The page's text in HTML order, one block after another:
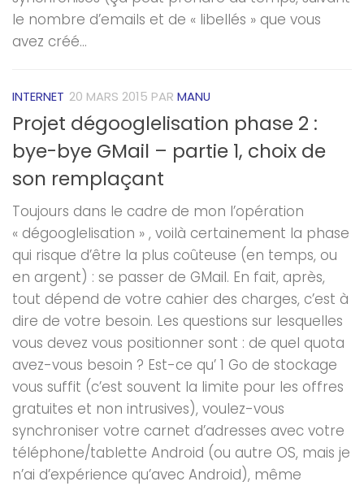
le nombre d’emails et de « libellés » que vous
avez créé...
INTERNET 20 MARS 2015 PAR MANU
Projet dégooglelisation phase 2 :
bye-bye GMail – partie 1, choix de
son remplaçant
Toujours dans le cadre de mon l’opération
« dégooglelisation » , voilà certainement la phase
qui risque d’être la plus coûteuse (en temps, ou
en argent) : se passer de GMail. En fait, après,
tout dépend de votre cahier des charges, c’est à
dire de votre besoin. Les questions sur lesquelles
vous devez vous positionner sont : de quel quota
avez-vous besoin ? Est-ce qu’ 1 Go de stockage
vous suffit (c’est souvent la limite pour les offres
gratuites et non intrusives), voulez-vous
synchroniser votre carnet d’adresses avec votre
téléphone/tablette Android (ou autre OS, mais je
n’ai d’expérience qu’avec Android), même